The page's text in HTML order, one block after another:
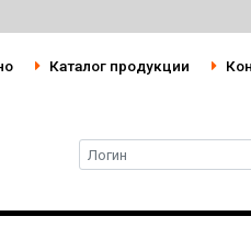
Каталог продукции